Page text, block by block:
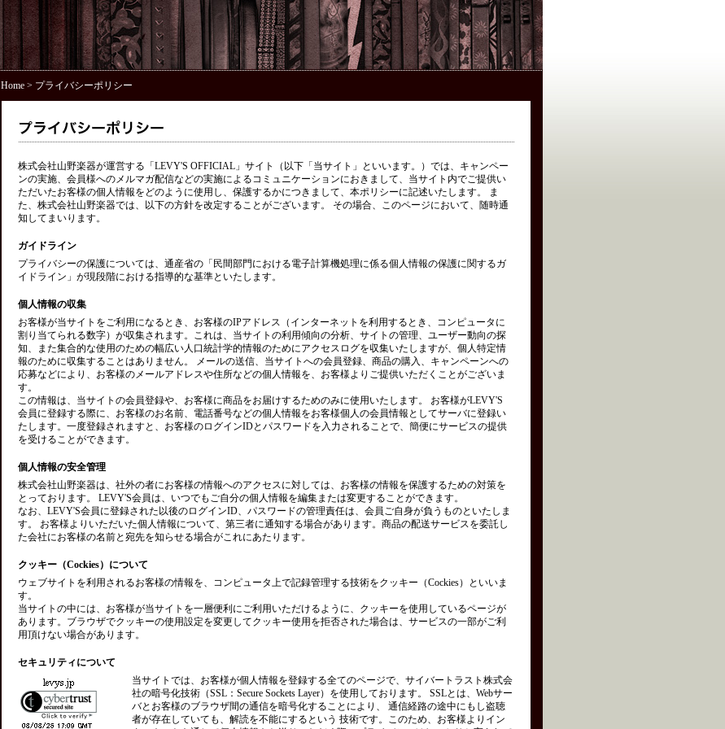
Home> プライバシーポリシー
株式会社山野楽器が運営する「LEVY'S OFFICIAL」サイト（以下「当サイト」といいます。）では、キャンペー
ンの実施、会員様へのメルマガ配信などの実施によるコミュニケーションにおきまして、当サイト内でご提供い
ただいたお客様の個人情報をどのように使用し、保護するかにつきまして、本ポリシーに記述いたします。 ま
た、株式会社山野楽器では、以下の方針を改定することがございます。 その場合、このページにおいて、随時通
知してまいります。
ガイドライン
プライバシーの保護については、通産省の「民間部門における電子計算機処理に係る個人情報の保護に関するガ
イドライン」が現段階における指導的な基準といたします。
個人情報の収集
お客様が当サイトをご利用になるとき、お客様のIPアドレス（インターネットを利用するとき、コンピュータに
割り当てられる数字）が収集されます。これは、当サイトの利用傾向の分析、サイトの管理、ユーザー動向の探
知、また集合的な使用のための幅広い人口統計学的情報のためにアクセスログを収集いたしますが、個人特定情
報のために収集することはありません。 メールの送信、当サイトへの会員登録、商品の購入、キャンペーンへの
応募などにより、お客様のメールアドレスや住所などの個人情報を、お客様よりご提供いただくことがございま
す。
この情報は、当サイトの会員登録や、お客様に商品をお届けするためのみに使用いたします。 お客様がLEVY'S
会員に登録する際に、お客様のお名前、電話番号などの個人情報をお客様個人の会員情報としてサーバに登録い
たします。一度登録されますと、お客様のログインIDとパスワードを入力されることで、簡便にサービスの提供
を受けることができます。
個人情報の安全管理
株式会社山野楽器は、社外の者にお客様の情報へのアクセスに対しては、お客様の情報を保護するための対策を
とっております。 LEVY'S会員は、いつでもご自分の個人情報を編集または変更することができます。
なお、LEVY'S会員に登録された以後のログインID、パスワードの管理責任は、会員ご自身が負うものといたしま
す。 お客様よりいただいた個人情報について、第三者に通知する場合があります。商品の配送サービスを委託し
た会社にお客様の名前と宛先を知らせる場合がこれにあたります。
クッキー（Cockies）について
ウェブサイトを利用されるお客様の情報を、コンピュータ上で記録管理する技術をクッキー（Cockies）といいま
す。
当サイトの中には、お客様が当サイトを一層便利にご利用いただけるように、クッキーを使用しているページが
あります。ブラウザでクッキーの使用設定を変更してクッキー使用を拒否された場合は、サービスの一部がご利
用頂けない場合があります。
セキュリティについて
当サイトでは、お客様が個人情報を登録する全てのページで、サイバートラスト株式会
社の暗号化技術（SSL：Secure Sockets Layer）を使用しております。 SSLとは、Webサー
バとお客様のブラウザ間の通信を暗号化することにより、 通信経路の途中にもし盗聴
者が存在していても、解読を不能にするという 技術です。このため、お客様よりイン